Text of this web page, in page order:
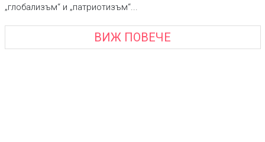
„глобализъм“ и „патриотизъм“...
ВИЖ ПОВЕЧЕ